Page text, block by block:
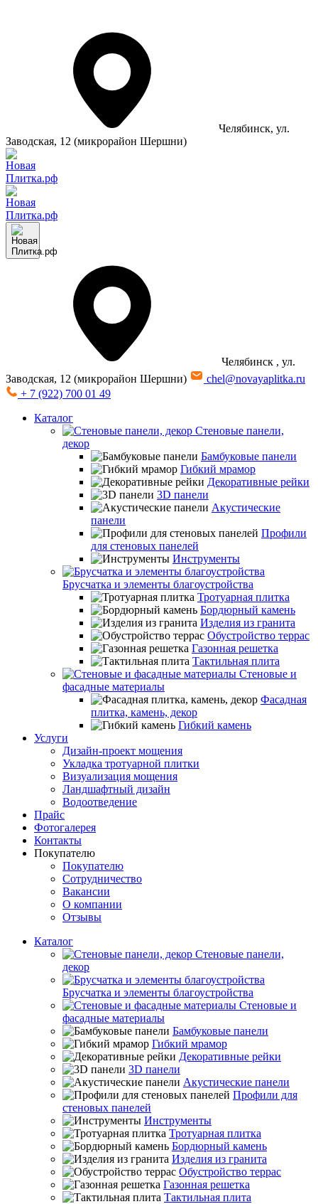
Челябинск, ул.
Заводская, 12 (микрорайон Шершни)
Челябинск , ул.
Заводская, 12 (микрорайон Шершни)
chel@novayaplitka.ru
+ 7 (922) 700 01 49
Каталог
Стеновые панели,
декор
Бамбуковые панели
Гибкий мрамор
Декоративные рейки
3D панели
Акустические
панели
Профили
для стеновых панелей
Инструменты
Брусчатка и элементы благоустройства
Тротуарная плитка
Бордюрный камень
Изделия из гранита
Обустройство террас
Газонная решетка
Тактильная плита
Стеновые и
фасадные материалы
Фасадная
плитка, камень, декор
Гибкий камень
Услуги
Дизайн-проект мощения
Укладка тротуарной плитки
Визуализация мощения
Ландшафтный дизайн
Водоотведение
Прайс
Фотогалерея
Контакты
Покупателю
Покупателю
Сотрудничество
Вакансии
О компании
Отзывы
Каталог
Стеновые панели,
декор
Брусчатка и элементы благоустройства
Стеновые и
фасадные материалы
Бамбуковые панели
Гибкий мрамор
Декоративные рейки
3D панели
Акустические панели
Профили для
стеновых панелей
Инструменты
Тротуарная плитка
Бордюрный камень
Изделия из гранита
Обустройство террас
Газонная решетка
Тактильная плита